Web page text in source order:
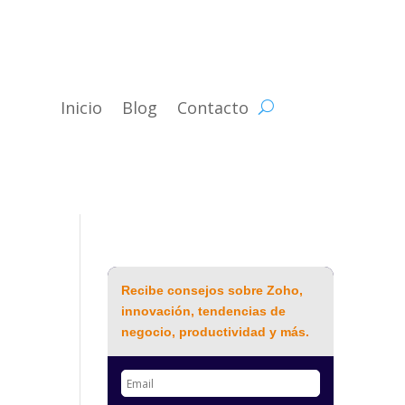
Inicio Blog Contacto
Recibe consejos sobre Zoho,
innovación, tendencias de
negocio, productividad y más.